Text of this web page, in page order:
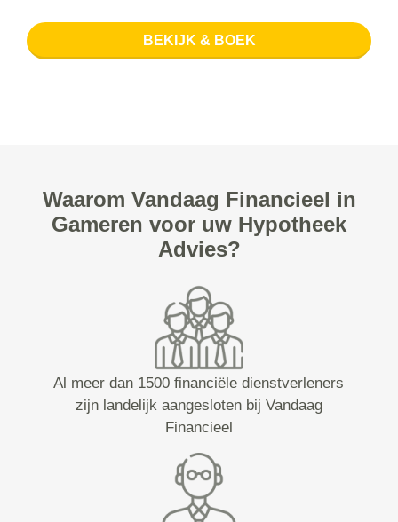
BEKIJK & BOEK
Waarom Vandaag Financieel in
Gameren voor uw Hypotheek
Advies?
Al meer dan 1500 financiële dienstverleners
zijn landelijk aangesloten bij Vandaag
Financieel